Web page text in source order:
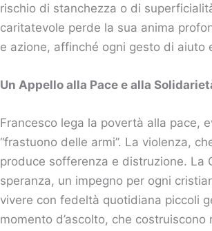
rischio di stanchezza o di
caritatevole perde la sua anima
e azione, affinché ogni gesto di aiuto
Un Appello alla Pace e alla
Francesco lega la povertà alla pace,
“frastuono delle armi”. La violenza,
produce sofferenza e distruzione. La
speranza, un impegno per ogni
vivere con fedeltà quotidiana piccoli
momento d’ascolto, che